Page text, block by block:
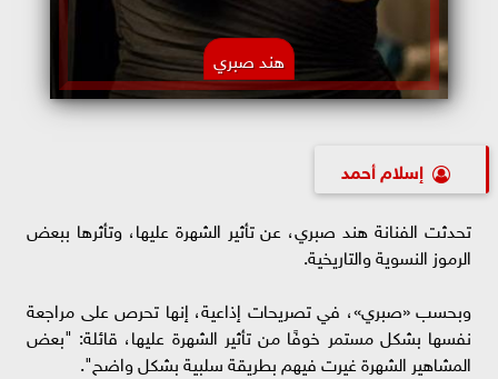
هند صبري
إسلام أحمد
تحدثت الفنانة هند صبري، عن تأثير الشهرة عليها، وتأثرها ببعض
الرموز النسوية والتاريخية.
وبحسب «صبري»، في تصريحات إذاعية، إنها تحرص على مراجعة
نفسها بشكل مستمر خوفًا من تأثير الشهرة عليها، قائلة: "بعض
المشاهير الشهرة غيرت فيهم بطريقة سلبية بشكل واضح".